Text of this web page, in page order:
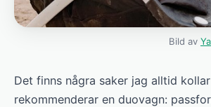
Bild av
Det finns några saker jag alltid
rekommenderar en duovagn: